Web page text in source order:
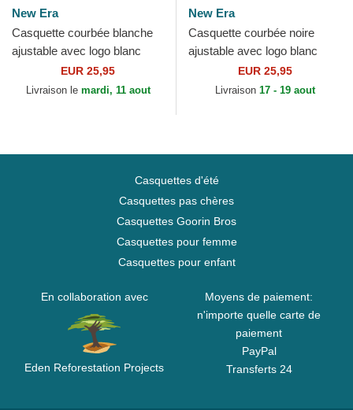
New Era
Casquette courbée blanche
ajustable avec logo blanc
9FORTY League Essential
New York Yankees MLB...
EUR 25,95
Livraison le mardi, 11 aout
New Era
Casquette courbée noire
ajustable avec logo blanc
9FORTY League Essential
Chicago Bulls NBA New Era
EUR 25,95
Livraison 17 - 19 aout
Casquettes d'été
Casquettes pas chères
Casquettes Goorin Bros
Casquettes pour femme
Casquettes pour enfant
En collaboration avec
Eden Reforestation Projects
Moyens de paiement:
n'importe quelle carte de
paiement
PayPal
Transferts 24